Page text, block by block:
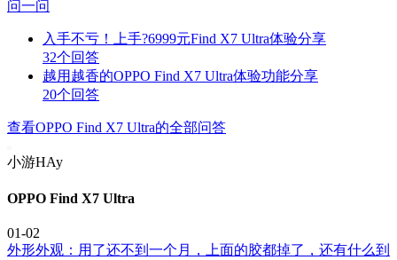
问一问
入手不亏！上手?6999元Find X7 Ultra体验分享
32个回答
越用越香的OPPO Find X7 Ultra体验功能分享
20个回答
查看OPPO Find X7 Ultra的全部问答
小游HAy
OPPO Find X7 Ultra
01-02
外形外观：用了还不到一个月，上面的胶都掉了，还有什么到